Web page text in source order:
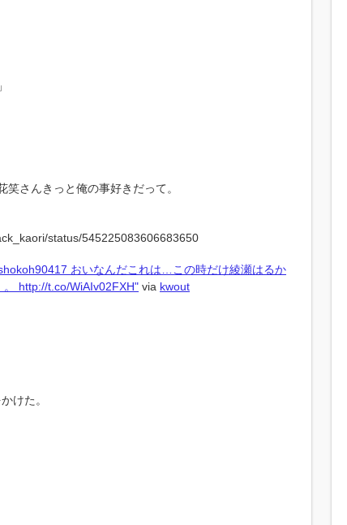
さんきっと俺の事好きだって。
おいなんだこれは…この時だけ綾瀬はるか
。 http://t.co/WiAIv02FXH" via kwout
けた。